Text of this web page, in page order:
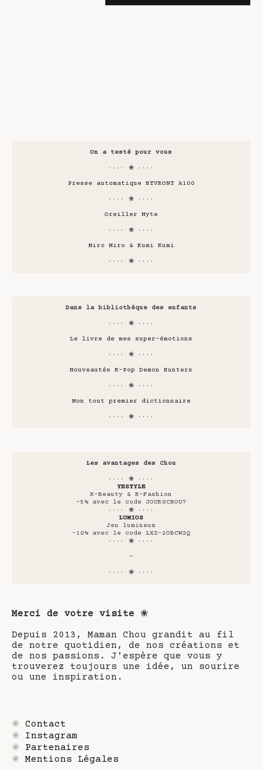
On a testé pour vous
···· ❀ ····
Presse automatique HTVRONT A100
···· ❀ ····
Oreiller Nyte
···· ❀ ····
Miro Miro & Kumi Kumi
···· ❀ ····
Dans la bibliothèque des enfants
···· ❀ ····
Le livre de mes super-émotions
···· ❀ ····
Nouveautés K-Pop Demon Hunters
···· ❀ ····
Mon tout premier dictionnaire
···· ❀ ····
Les avantages des Chou
···· ❀ ····
YESTYLE
K-Beauty & K-Fashion
-5% avec le code JOURSCHOU7
···· ❀ ····
LUMIOS
Jeu lumineux
-10% avec le code LXZ-2OBCW2Q
···· ❀ ····
-
···· ❀ ····
Merci de votre visite ❀
Depuis 2013, Maman Chou grandit au fil
de notre quotidien, de nos créations et
de nos passions. J'espère que vous y
trouverez toujours une idée, un sourire
ou une inspiration.
❀ Contact
❀ Instagram
❀ Partenaires
❀ Mentions Légales